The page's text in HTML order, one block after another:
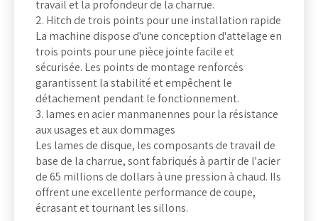
travail et la profondeur de la charrue.
2. Hitch de trois points pour une installation rapide
La machine dispose d'une conception d'attelage en
trois points pour une pièce jointe facile et
sécurisée. Les points de montage renforcés
garantissent la stabilité et empêchent le
détachement pendant le fonctionnement.
3. lames en acier manmanennes pour la résistance
aux usages et aux dommages
Les lames de disque, les composants de travail de
base de la charrue, sont fabriqués à partir de l'acier
de 65 millions de dollars à une pression à chaud. Ils
offrent une excellente performance de coupe,
écrasant et tournant les sillons.